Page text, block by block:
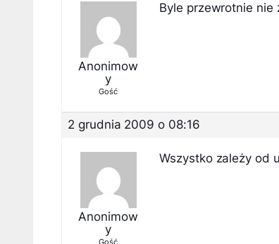
Anonimow
y
Gość
Byle przewrotnie nie
2 grudnia 2009 o 08:16
Anonimow
y
Gość
Wszystko zależy od